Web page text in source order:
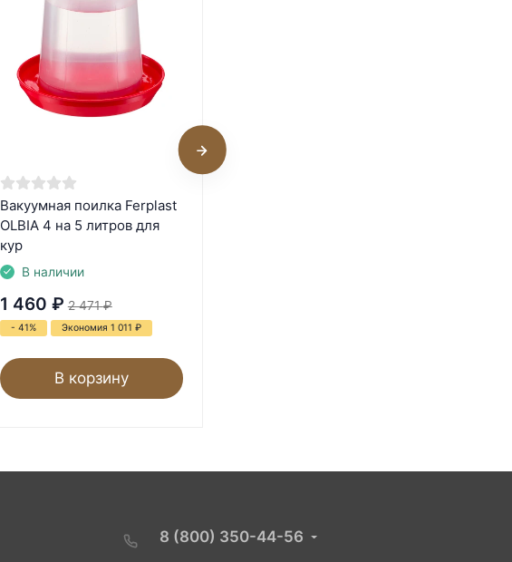
Вакуумная поилка Ferplast
OLBIA 4 на 5 литров для
кур
В наличии
1 460 ₽ 2 471 ₽
- 41% Экономия 1 011 ₽
В корзину
8 (800) 350-44-56